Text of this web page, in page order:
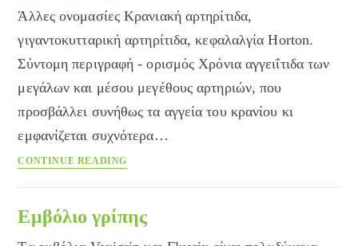
Άλλες ονομασίες Κρανιακή αρτηρίτιδα,
γιγαντοκυτταρική αρτηρίτιδα, κεφαλαλγία Horton.
Σύντομη περιγραφή - ορισμός Χρόνια αγγειΐτιδα των
μεγάλων και μέσου μεγέθους αρτηριών, που
προσβάλλει συνήθως τα αγγεία του κρανίου κι
εμφανίζεται συχνότερα…
CONTINUE READING
Εμβόλιο γρίπης